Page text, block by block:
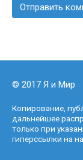
© 2017 Я и Мир
Копирование,
дальнейшее
только при
гиперссылки на